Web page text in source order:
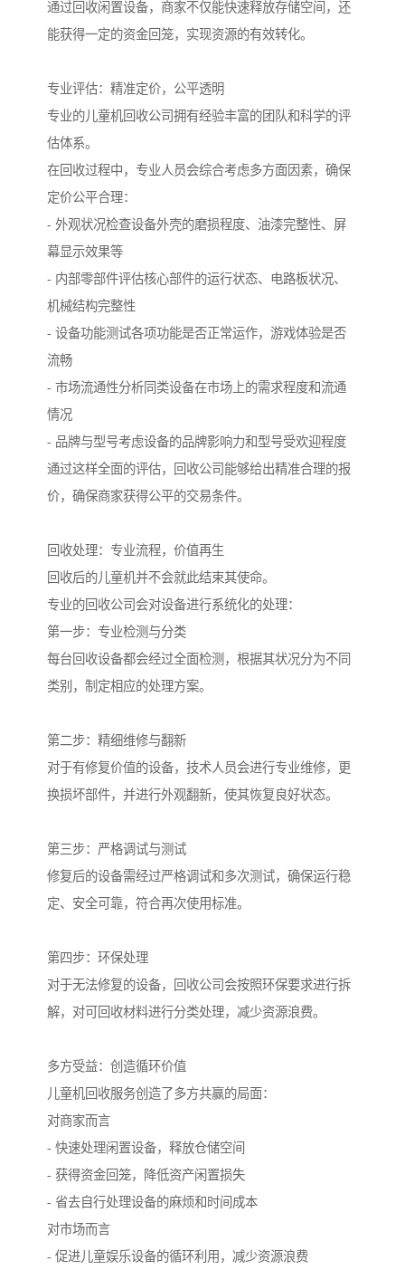
通过回收闲置设备，商家不仅能快速释放存储空间，还
能获得一定的资金回笼，实现资源的有效转化。
专业评估：精准定价，公平透明
专业的儿童机回收公司拥有经验丰富的团队和科学的评
估体系。
在回收过程中，专业人员会综合考虑多方面因素，确保
定价公平合理：
- 外观状况检查设备外壳的磨损程度、油漆完整性、屏
幕显示效果等
- 内部零部件评估核心部件的运行状态、电路板状况、
机械结构完整性
- 设备功能测试各项功能是否正常运作，游戏体验是否
流畅
- 市场流通性分析同类设备在市场上的需求程度和流通
情况
- 品牌与型号考虑设备的品牌影响力和型号受欢迎程度
通过这样全面的评估，回收公司能够给出精准合理的报
价，确保商家获得公平的交易条件。
回收处理：专业流程，价值再生
回收后的儿童机并不会就此结束其使命。
专业的回收公司会对设备进行系统化的处理：
第一步：专业检测与分类
每台回收设备都会经过全面检测，根据其状况分为不同
类别，制定相应的处理方案。
第二步：精细维修与翻新
对于有修复价值的设备，技术人员会进行专业维修，更
换损坏部件，并进行外观翻新，使其恢复良好状态。
第三步：严格调试与测试
修复后的设备需经过严格调试和多次测试，确保运行稳
定、安全可靠，符合再次使用标准。
第四步：环保处理
对于无法修复的设备，回收公司会按照环保要求进行拆
解，对可回收材料进行分类处理，减少资源浪费。
多方受益：创造循环价值
儿童机回收服务创造了多方共赢的局面：
对商家而言
- 快速处理闲置设备，释放仓储空间
- 获得资金回笼，降低资产闲置损失
- 省去自行处理设备的麻烦和时间成本
对市场而言
- 促进儿童娱乐设备的循环利用，减少资源浪费